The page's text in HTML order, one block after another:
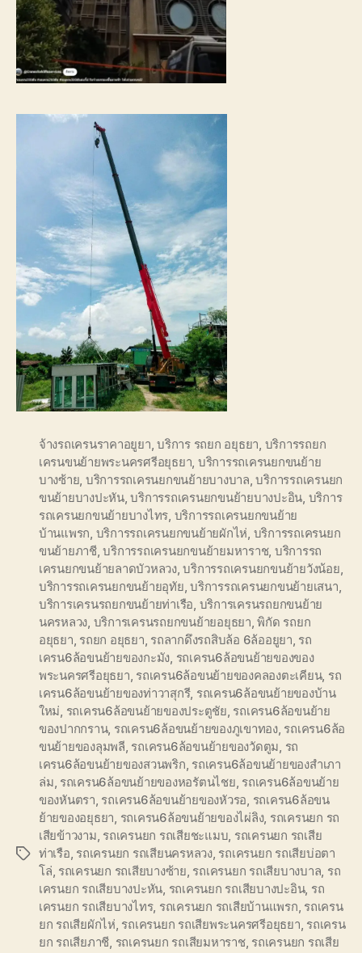
Tags
จ้างรถเครนราคาอยูยา ,บริการ รถยก อยุธยา บริการรถยก
เครนขนย้ายพระนครศรีอยุธยา บริการรถเครนยกขนย้าย
บางซ้าย บริการรถเครนยกขนย้ายบางบาล ,บริการรถเครนยก
ขนย้ายบางปะหัน,บริการรถเครนยกขนย้ายบางปะอิน บริการ
รถเครนยกขนย้ายบางไทร บริการรถเครนยกขนย้าย
บ้านแพรก บริการรถเครนยกขนย้ายผักไห่ บริการรถเครนยก
ขนย้ายภาชี,บริการรถเครนยกขนย้ายมหาราช, บริการรถ
เครนยกขนย้ายลาดบัวหลวง,บริการรถเครนยกขนย้ายวังน้อย
บริการรถเครนยกขนย้ายอุทัย ,บริการรถเครนยกขนย้ายเสนา
บริการเครนรถยกขนย้ายท่าเรือ บริการเครนรถยกขนย้าย
นครหลวง บริการเครนรถยกขนย้ายอยุธยา ,พิกัด รถยก
อยุธยา รถยก อยุธยา รถลากดึงรถสิบล้อ 6ล้ออยูยา รถ
เครน6ล้อขนย้ายของกะมัง รถเครน6ล้อขนย้ายของของ
พระนครศรีอยุธยา รถเครน6ล้อขนย้ายของคลองตะเคียน, รถ
เครน6ล้อขนย้ายของท่าวาสุกรี, รถเครน6ล้อขนย้ายของบ้าน
ใหม่ รถเครน6ล้อขนย้ายของประตูชัย รถเครน6ล้อขนย้าย
ของปากกราน, รถเครน6ล้อขนย้ายของภูเขาทอง, รถเครน6ล้อ
ขนย้ายของลุมพลี รถเครน6ล้อขนย้ายของวัดตูม รถ
เครน6ล้อขนย้ายของสวนพริก รถเครน6ล้อขนย้ายของสำเภา
ล่ม รถเครน6ล้อขนย้ายของหอรัตนไชย รถเครน6ล้อขนย้าย
ของหันตรา รถเครน6ล้อขนย้ายของหัวรอ รถเครน6ล้อขน
ย้ายของอยุธยา รถเครน6ล้อขนย้ายของไผ่ลิง, รถเครนยก รถ
เสียข้าวงาม รถเครนยก รถเสียชะแมบ รถเครนยก รถเสีย
ท่าเรือ รถเครนยก รถเสียนครหลวง, รถเครนยก รถเสียบ่อตา
โล่ รถเครนยก รถเสียบางซ้าย รถเครนยก รถเสียบางบาล รถ
เครนยก รถเสียบางปะหัน รถเครนยก รถเสียบางปะอิน, รถ
เครนยก รถเสียบางไทร, รถเครนยก รถเสียบ้านแพรก รถเครน
ยก รถเสียผักไห่ รถเครนยก รถเสียพระนครศรีอยุธยา รถเครน
ยก รถเสียภาชี รถเครนยก รถเสียมหาราช, รถเครนยก รถเสีย